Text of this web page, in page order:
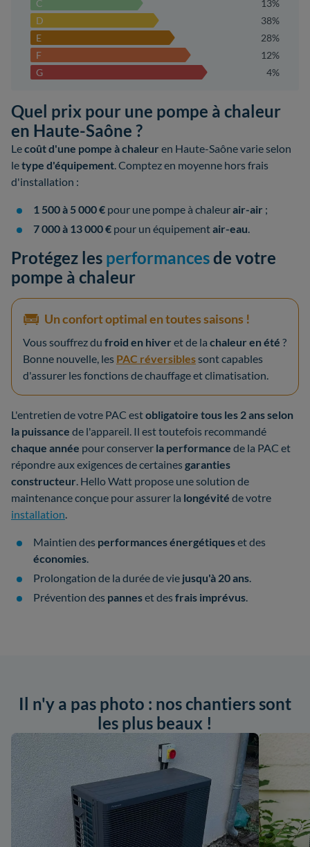
C
13%
D
38%
E
28%
F
12%
G
4%
Quel prix pour une pompe à chaleur
en Haute-Saône ?
Lecoût d'une pompe à chaleur en Haute-Saône varie selon
letype d'équipement. Comptez en moyenne hors frais
d'installation :
1 500 à 5 000 € pour une pompe à chaleurair-air ;
7 000 à 13 000 € pour un équipementair-eau.
Protégez les performancesde votre
pompe à chaleur
Un confort optimal en toutes saisons !
Vous souffrez du froid en hiver et de la chaleur en été ?
Bonne nouvelle, les PAC réversiblessont capables
d'assurer les fonctions de chauffage et climatisation.
L'entretien de votre PAC estobligatoire tous les 2 ans selon
la puissance de l'appareil. Il est toutefois recommandé
chaque année pour conserver la performance de la PAC et
répondre aux exigences de certainesgaranties
constructeur. Hello Watt propose une solution de
maintenance conçue pour assurer la longévité de votre
installation.
Maintien des performances énergétiqueset des
économies.
Prolongation de la durée de vie jusqu'à 20 ans.
Prévention des panneset desfrais imprévus.
Il n'y a pas photo : nos chantiers sont
les plus beaux !